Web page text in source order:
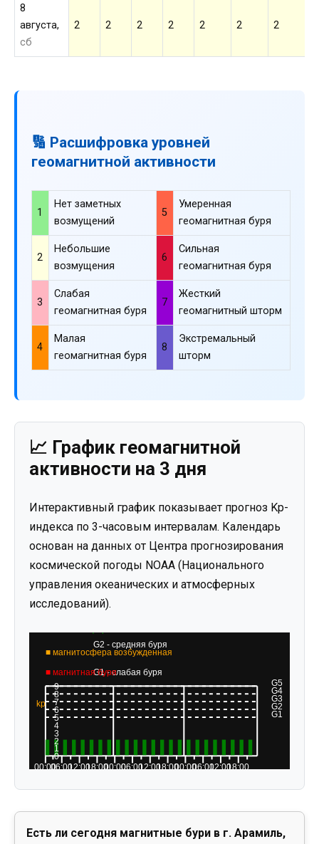
8
августа,
сб
2 2 2 2 2 2 2
🔢 Расшифровка уровней
геомагнитной активности
1
Нет заметных
возмущений
5
Умеренная
геомагнитная буря
2
Небольшие
возмущения
6
Сильная
геомагнитная буря
3
Слабая
геомагнитная буря
7
Жесткий
геомагнитный шторм
4
Малая
геомагнитная буря
8
Экстремальный
шторм
📈 График геомагнитной
активности на 3 дня
Интерактивный график показывает прогноз Kp-
индекса по 3-часовым интервалам. Календарь
основан на данных от Центра прогнозирования
космической погоды NOAA (Национального
управления океанических и атмосферных
исследований).
Есть ли сегодня магнитные бури в г. Арамиль,